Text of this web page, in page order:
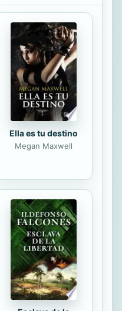
carecer de un
es la causa de
trastornos
y
el individuo sufre,
de que inflijamos
En esta ...
Ella es tu destino
Megan Maxwell